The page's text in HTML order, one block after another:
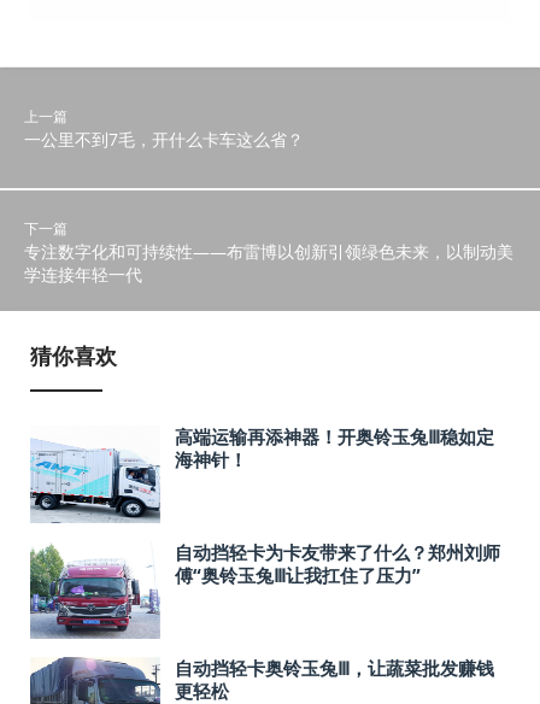
上一篇
一公里不到7毛，开什么卡车这么省？
下一篇
专注数字化和可持续性——布雷博以创新引领绿色未来，以制动美
学连接年轻一代
猜你喜欢
高端运输再添神器！开奥铃玉兔Ⅲ稳如定
海神针！
自动挡轻卡为卡友带来了什么？郑州刘师
傅“奥铃玉兔Ⅲ让我扛住了压力”
自动挡轻卡奥铃玉兔Ⅲ，让蔬菜批发赚钱
更轻松